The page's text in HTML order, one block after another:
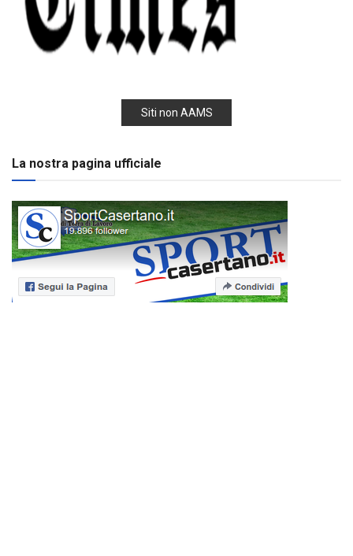
Siti non AAMS
La nostra pagina ufficiale